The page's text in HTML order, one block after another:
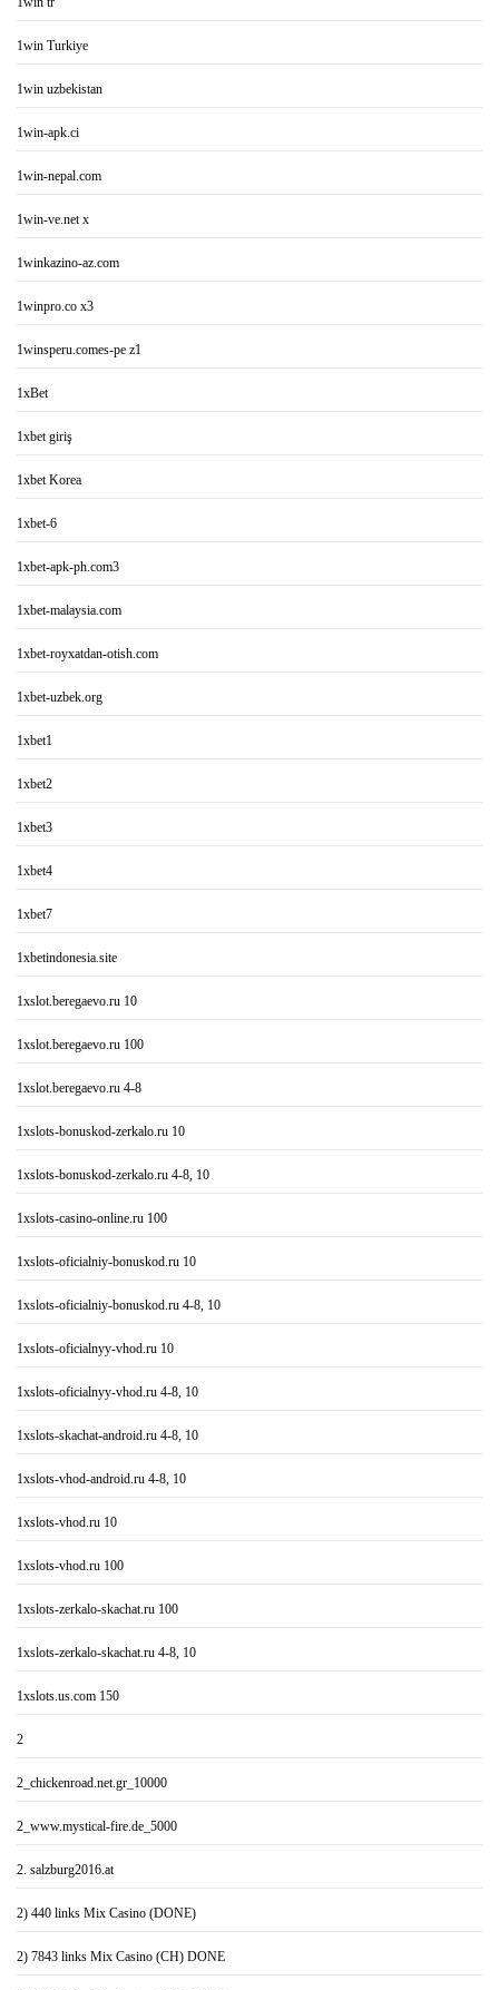
1win Turkiye
1win uzbekistan
1win-apk.ci
1win-nepal.com
1win-ve.net x
1winkazino-az.com
1winpro.co x3
1winsperu.comes-pe z1
1xBet
1xbet giriş
1xbet Korea
1xbet-6
1xbet-apk-ph.com3
1xbet-malaysia.com
1xbet-royxatdan-otish.com
1xbet-uzbek.org
1xbet1
1xbet2
1xbet3
1xbet4
1xbet7
1xbetindonesia.site
1xslot.beregaevo.ru 10
1xslot.beregaevo.ru 100
1xslot.beregaevo.ru 4-8
1xslots-bonuskod-zerkalo.ru 10
1xslots-bonuskod-zerkalo.ru 4-8, 10
1xslots-casino-online.ru 100
1xslots-oficialniy-bonuskod.ru 10
1xslots-oficialniy-bonuskod.ru 4-8, 10
1xslots-oficialnyy-vhod.ru 10
1xslots-oficialnyy-vhod.ru 4-8, 10
1xslots-skachat-android.ru 4-8, 10
1xslots-vhod-android.ru 4-8, 10
1xslots-vhod.ru 10
1xslots-vhod.ru 100
1xslots-zerkalo-skachat.ru 100
1xslots-zerkalo-skachat.ru 4-8, 10
1xslots.us.com 150
2
2_chickenroad.net.gr_10000
2_www.mystical-fire.de_5000
2. salzburg2016.at
2) 440 links Mix Casino (DONE)
2) 7843 links Mix Casino (CH) DONE